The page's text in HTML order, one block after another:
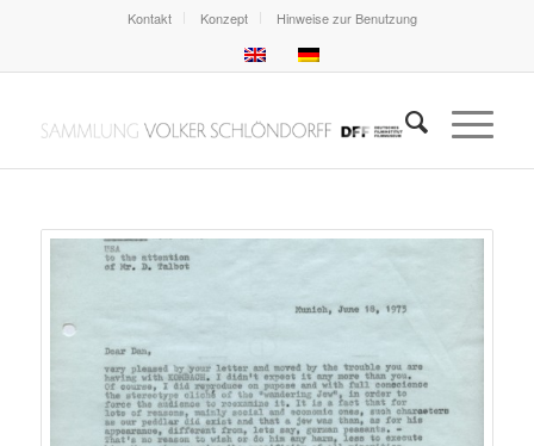
Kontakt Konzept Hinweise zur Benutzung